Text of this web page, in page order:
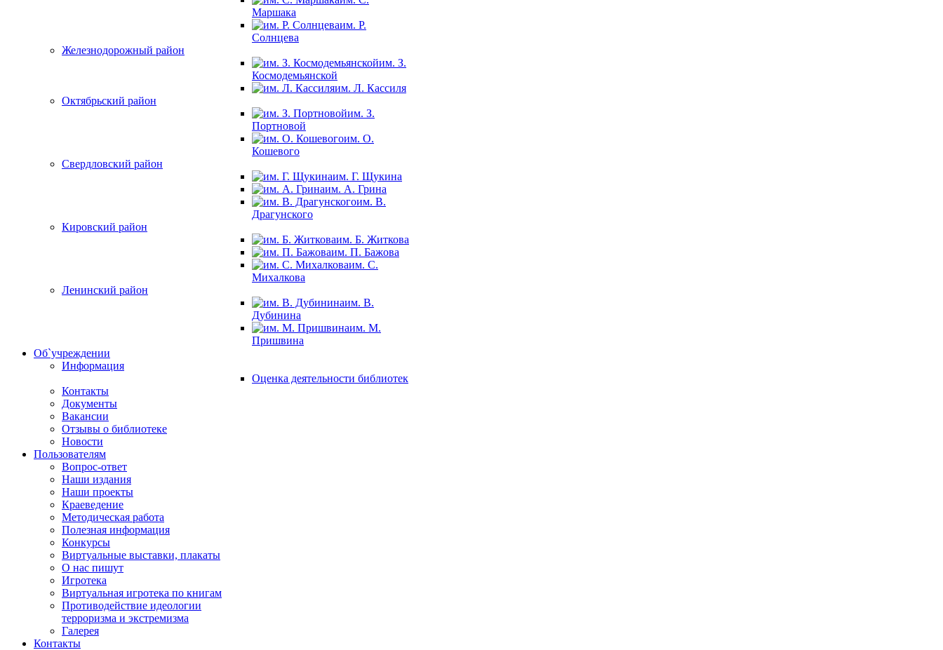
Маршака
им. Р.
Солнцева
Железнодорожный район
им. З.
Космодемьянской
им. Л. Кассиля
Октябрьский район
им. З.
Портновой
им. О.
Кошевого
Свердловский район
им. Г. Щукина
им. А. Грина
им. В.
Драгунского
Кировский район
им. Б. Житкова
им. П. Бажова
им. С.
Михалкова
Ленинский район
им. В.
Дубинина
им. М.
Пришвина
Об`учреждении
Информация
Оценка деятельности библиотек
Контакты
Документы
Вакансии
Отзывы о библиотеке
Новости
Пользователям
Вопрос-ответ
Наши издания
Наши проекты
Краеведение
Методическая работа
Полезная информация
Конкурсы
Виртуальные выставки, плакаты
О нас пишут
Игротека
Виртуальная игротека по книгам
Противодействие идеологии
терроризма и экстремизма
Галерея
Контакты